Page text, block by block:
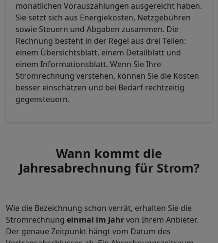
monatlichen Vorauszahlungen ausgereicht haben.
Sie setzt sich aus Energiekosten, Netzgebühren
sowie Steuern und Abgaben zusammen. Die
Rechnung besteht in der Regel aus drei Teilen:
einem Übersichtsblatt, einem Detailblatt und
einem Informationsblatt. Wenn Sie Ihre
Stromrechnung verstehen, können Sie die Kosten
besser einschätzen und bei Bedarf rechtzeitig
gegensteuern.
Wann kommt die
Jahresabrechnung für Strom?
Wie die Bezeichnung schon verrät, erhalten Sie die
Stromrechnung einmal im Jahrvon Ihrem Anbieter.
Der genaue Zeitpunkt hängt vom Datum des